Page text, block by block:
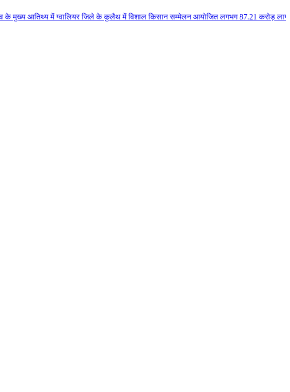
जिले के कुलैथ में विशाल किसान सम्मेलन आयोजित लगभग 87.21 करोड़ लागत के 41 विकास